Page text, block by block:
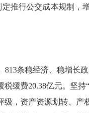
定推行公交成本规制，
813条稳经济、稳增长
缓费20.38亿元。 坚持
级， 资产资源划转、产